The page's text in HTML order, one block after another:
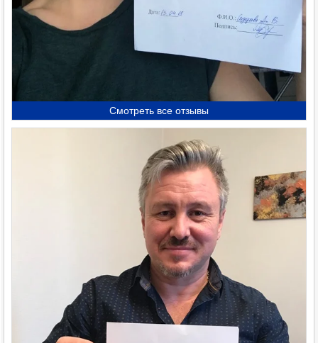
Смотреть все отзывы